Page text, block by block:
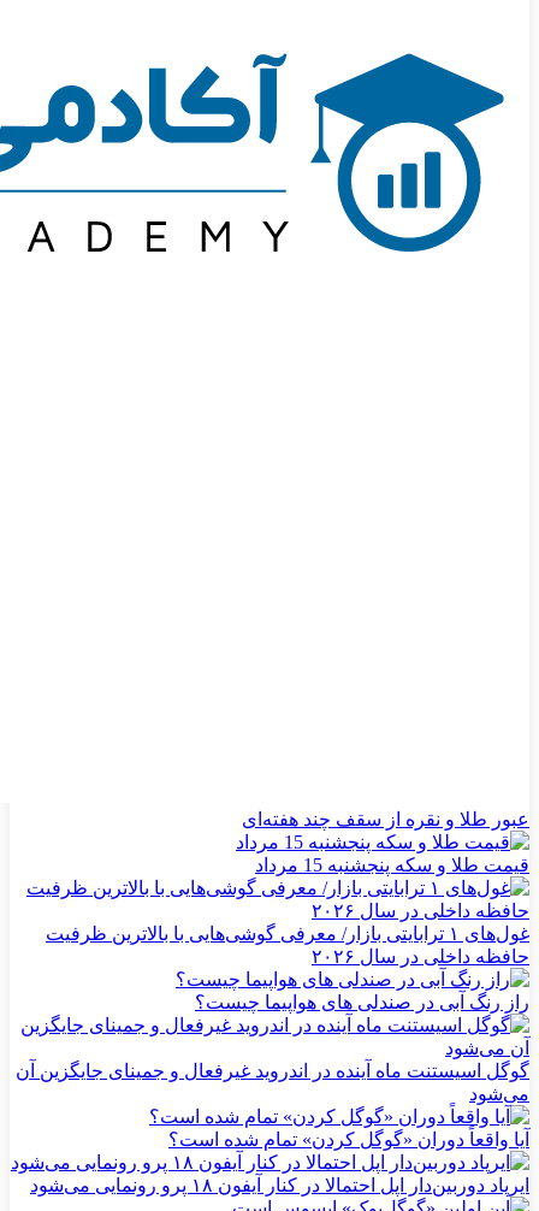
عبور طلا و نقره از سقف چند هفته‌ای
قیمت طلا و سکه پنجشنبه 15 مرداد
غول‌های ۱ ترابایتی بازار/ معرفی گوشی‌هایی با بالاترین ظرفیت
حافظه داخلی در سال ۲۰۲۶
راز رنگ آبی در صندلی های هواپیما چیست؟
گوگل اسیستنت ماه آینده در اندروید غیرفعال و جمینای جایگزین آن
می‌شود
آیا واقعاً دوران «گوگل کردن» تمام شده است؟
ایرپاد دوربین‌دار اپل احتمالا در کنار آیفون ۱۸ پرو رونمایی می‌شود